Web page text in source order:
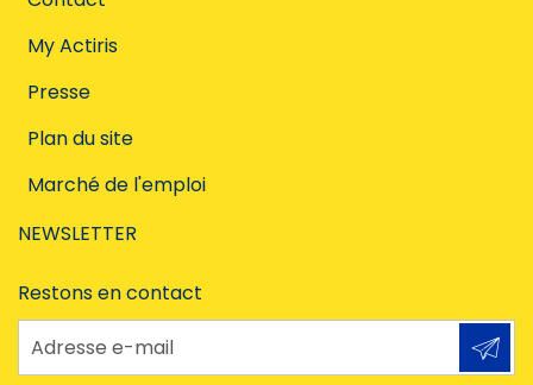
My Actiris
Presse
Plan du site
Marché de l'emploi
NEWSLETTER
Restons en contact
Adresse e-mail